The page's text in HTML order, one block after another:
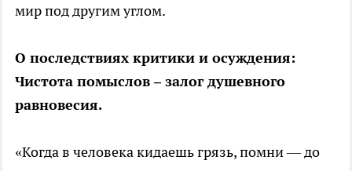
мир под другим углом.
О последствиях критики и осуждения:
Чистота помыслов – залог душевного
равновесия.
«Когда в человека кидаешь грязь, помни — до